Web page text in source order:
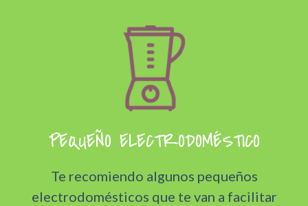
PEQUEÑO ELECTRODOMÉSTICO
Te recomiendo algunos pequeños
electrodomésticos que te van a facilitar